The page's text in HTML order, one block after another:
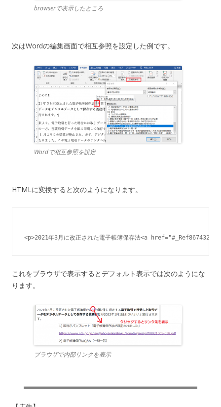
browserで表示したところ
次はWordの編集画面で相互参照を設定した例です。
Wordで相互参照を設定
HTMLに変換すると次のようになります。
<p>2021年3月に改正された電子帳簿保存法<a
これをブラウザで表示するとデフォルト表示では次のようにな
ります。
ブラウザで内部リンクを表示